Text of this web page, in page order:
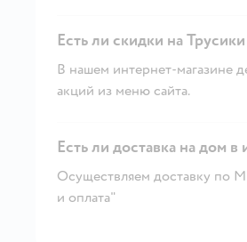
Есть ли скидки на
В нашем интернет-магазине
акций из меню сайта.
Есть ли доставка на дом в
Осуществляем доставку по
и оплата"